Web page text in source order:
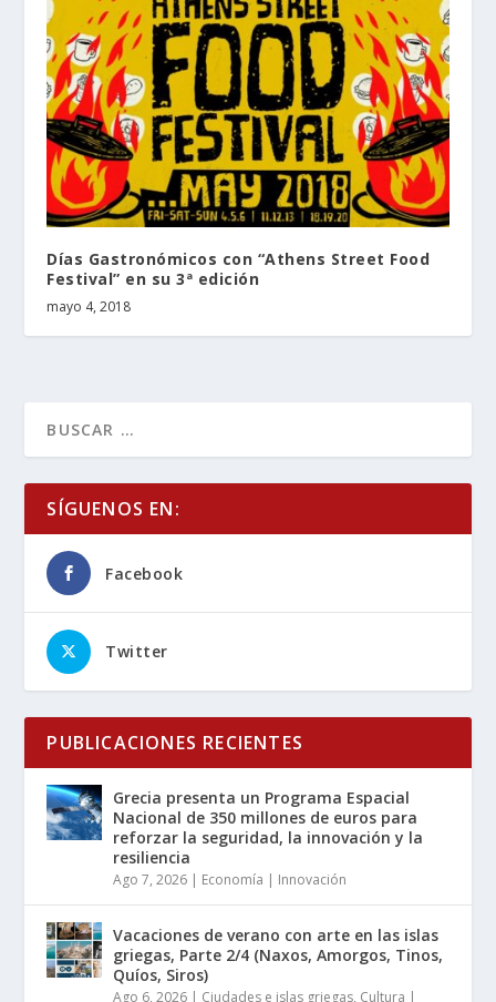
Días Gastronómicos con “Athens Street Food
Festival” en su 3ª edición
mayo 4, 2018
SÍGUENOS EN:
Facebook
Twitter
PUBLICACIONES RECIENTES
Grecia presenta un Programa Espacial
Nacional de 350 millones de euros para
reforzar la seguridad, la innovación y la
resiliencia
Ago 7, 2026 | Economía | Innovación
Vacaciones de verano con arte en las islas
griegas, Parte 2/4 (Naxos, Amorgos, Tinos,
Quíos, Siros)
Ago 6, 2026 | Ciudades e islas griegas, Cultura |